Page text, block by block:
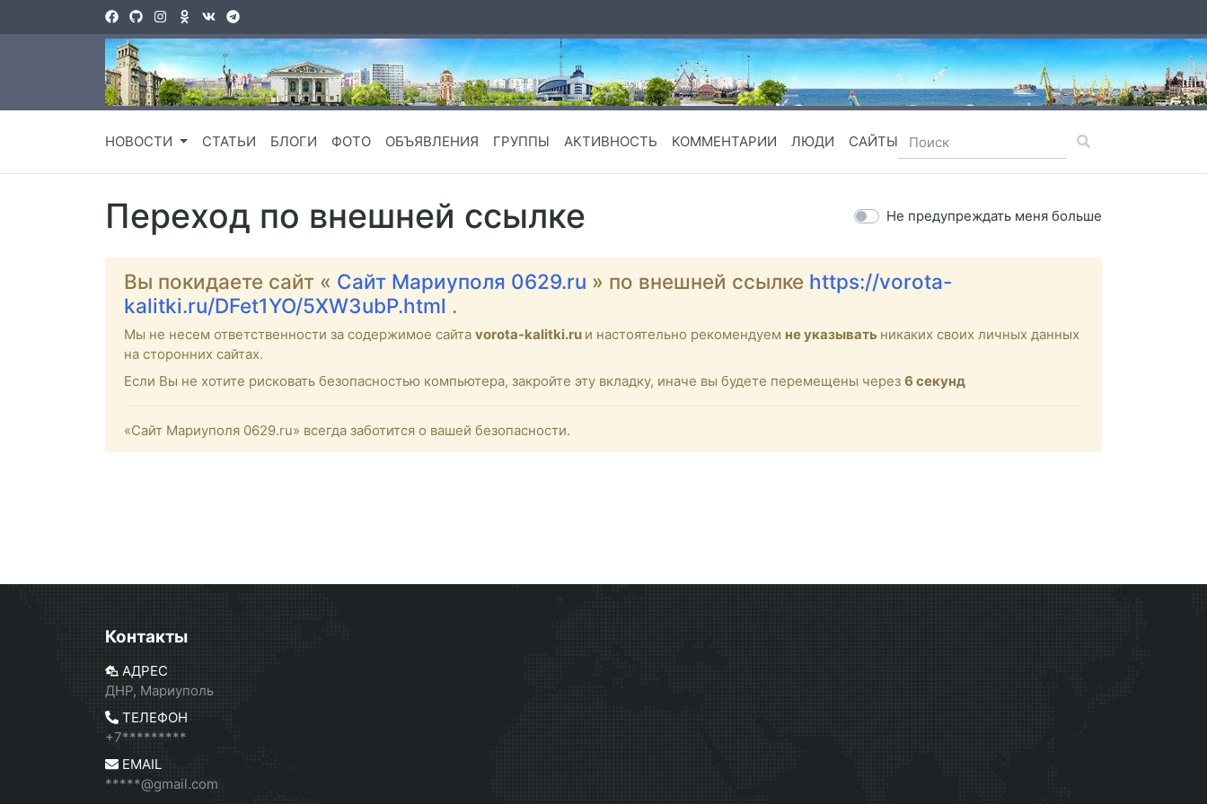
НОВОСТИ СТАТЬИ БЛОГИ ФОТО ОБЪЯВЛЕНИЯ ГРУППЫ АКТИВНОСТЬ КОММЕНТАРИИ ЛЮДИ САЙТЫ
Переход по внешней ссылке Не предупреждать меня больше
Вы покидаете сайт « Сайт Мариуполя 0629.ru » по внешней ссылке https://vorota-
kalitki.ru/DFet1YO/5XW3ubP.html .
Мы не несем ответственности за содержимое сайта vorota-kalitki.ru и настоятельно рекомендуем не указывать никаких своих личных данных
на сторонних сайтах.
Если Вы не хотите рисковать безопасностью компьютера, закройте эту вкладку, иначе вы будете перемещены через 6 секунд
«Сайт Мариуполя 0629.ru» всегда заботится о вашей безопасности.
Контакты
АДРЕС
ДНР, Мариуполь
ТЕЛЕФОН
+7*********
EMAIL
*****@gmail.com